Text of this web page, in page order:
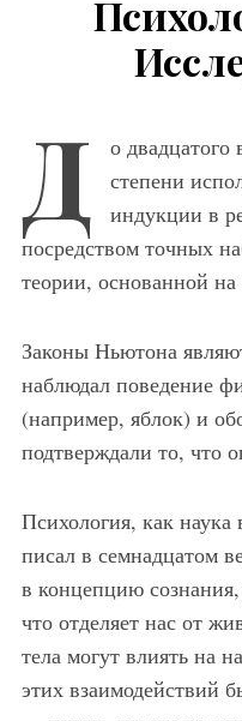
Д
о двадцатого
степени
индукции в
посредством точных
теории, основанной на
Законы Ньютона
наблюдал поведение
(например, яблок) и
подтверждали то, что
Психология, как наука
писал в семнадцатом
в концепцию
что отделяет нас от
тела могут влиять на
этих взаимодействий